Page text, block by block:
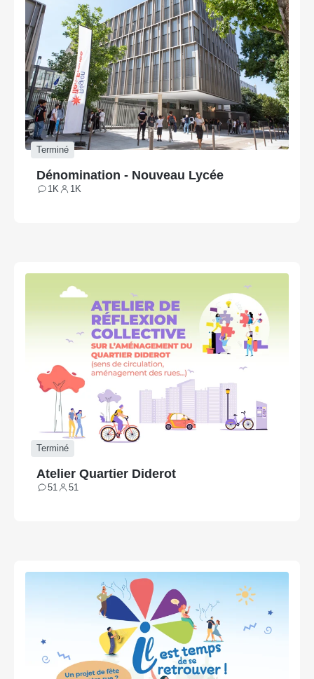
Terminé
Dénomination - Nouveau Lycée
1K
Contributions
1K
Participants
Terminé
Atelier Quartier Diderot
51
Contributions
51
Participants